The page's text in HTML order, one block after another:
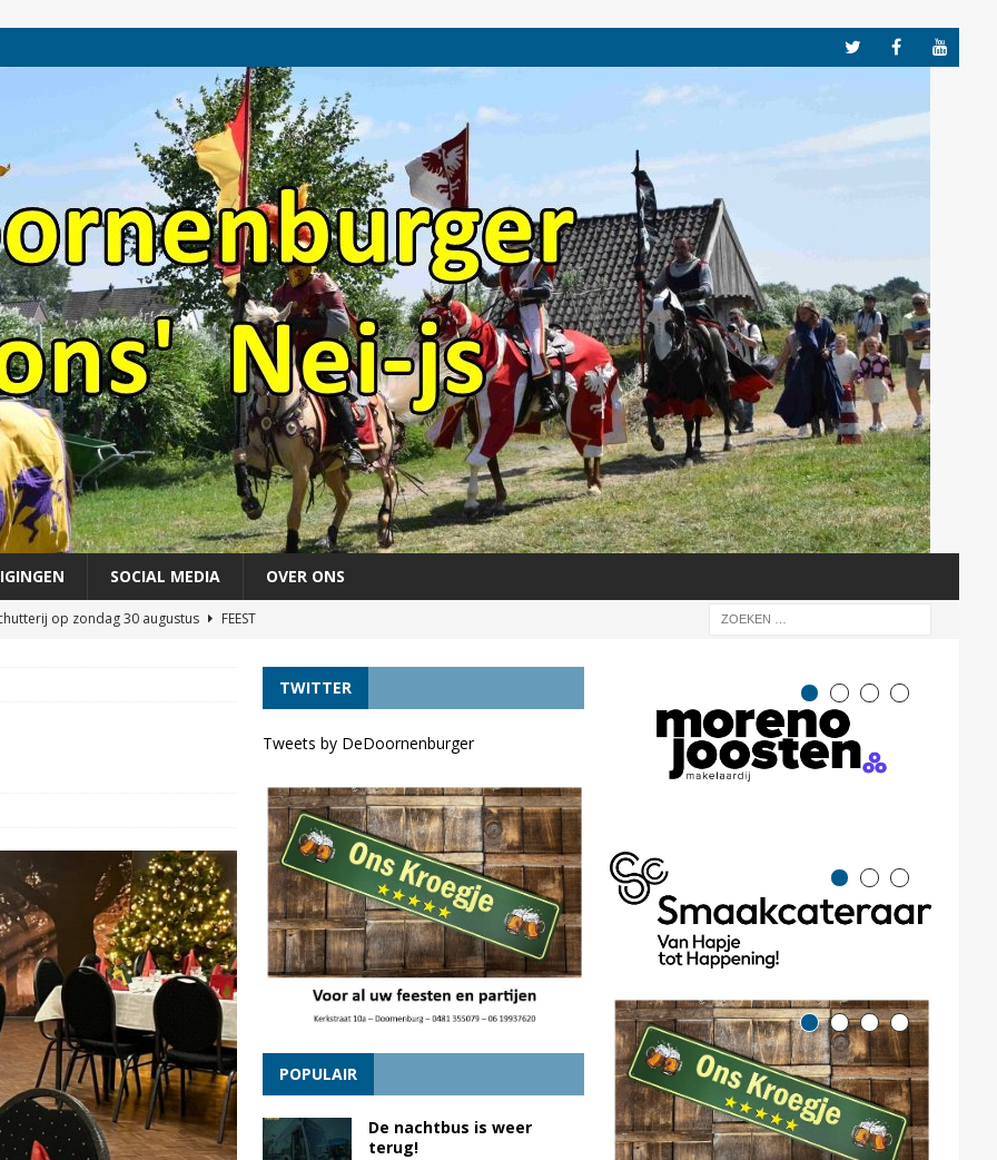
SOCIAL MEDIA OVER ONS
op zondag 30 augustus
FEEST
als lijsttrekker VVD Provinciale verkiezingen
DORPELINGEN
uit de vaart door lage waterstand
TWITTER
Tweets by DeDoornenburger
POPULAIR
De nachtbus is weer
terug!